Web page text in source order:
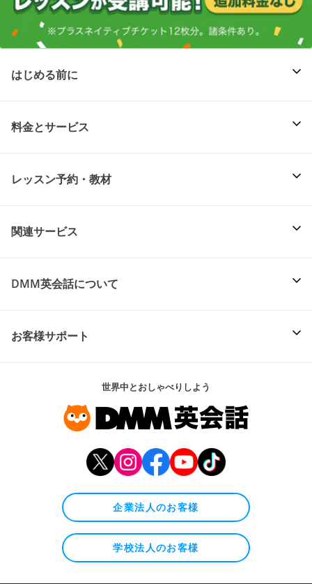
はじめる前に
料金とサービス
レッスン予約・教材
関連サービス
DMM英会話について
お客様サポート
世界中とおしゃべりしよう
企業法人のお客様
学校法人のお客様